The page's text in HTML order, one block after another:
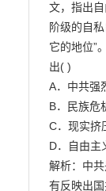
文，指出
阶级的自
它的地位”
出( )
A．中共强
B．民族危
C．现实挤
D．自由主
解析：中
有反映出